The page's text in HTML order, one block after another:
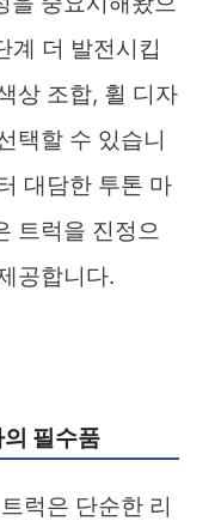
계 더 발전시킵
상 조합, 휠 디자
택할 수 있습니
대담한 투톤 마
트럭을 진정으
공합니다.
필수품
럭은 단순한 리